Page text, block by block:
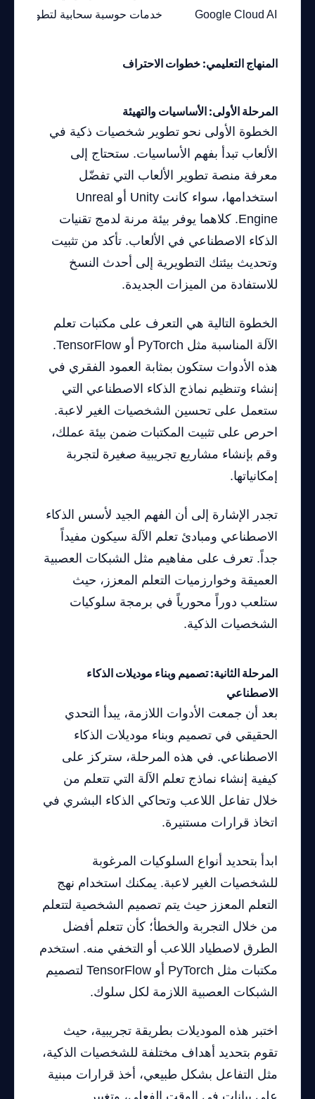
Google Cloud AI
خدمات حوسبة سحابية لتطوير
المنهاج التعليمي: خطوات الاحتراف
المرحلة الأولى: الأساسيات والتهيئة
الخطوة الأولى نحو تطوير شخصيات ذكية في
الألعاب تبدأ بفهم الأساسيات. ستحتاج إلى
معرفة منصة تطوير الألعاب التي تفضّل
استخدامها، سواء كانت Unity أو Unreal
Engine. كلاهما يوفر بيئة مرنة لدمج تقنيات
الذكاء الاصطناعي في الألعاب. تأكد من تثبيت
وتحديث بيئتك التطويرية إلى أحدث النسخ
للاستفادة من الميزات الجديدة.
الخطوة التالية هي التعرف على مكتبات تعلم
الآلة المناسبة مثل PyTorch أو TensorFlow.
هذه الأدوات ستكون بمثابة العمود الفقري في
إنشاء وتنظيم نماذج الذكاء الاصطناعي التي
ستعمل على تحسين الشخصيات الغير لاعبة.
احرص على تثبيت المكتبات ضمن بيئة عملك،
وقم بإنشاء مشاريع تجريبية صغيرة لتجربة
إمكانياتها.
تجدر الإشارة إلى أن الفهم الجيد لأسس الذكاء
الاصطناعي ومبادئ تعلم الآلة سيكون مفيداً
جداً. تعرف على مفاهيم مثل الشبكات العصبية
العميقة وخوارزميات التعلم المعزز، حيث
ستلعب دوراً محورياً في برمجة سلوكيات
الشخصيات الذكية.
المرحلة الثانية: تصميم وبناء موديلات الذكاء
الاصطناعي
بعد أن جمعت الأدوات اللازمة، يبدأ التحدي
الحقيقي في تصميم وبناء موديلات الذكاء
الاصطناعي. في هذه المرحلة، ستركز على
كيفية إنشاء نماذج تعلم الآلة التي تتعلم من
خلال تفاعل اللاعب وتحاكي الذكاء البشري في
اتخاذ قرارات مستنيرة.
ابدأ بتحديد أنواع السلوكيات المرغوبة
للشخصيات الغير لاعبة. يمكنك استخدام نهج
التعلم المعزز حيث يتم تصميم الشخصية لتتعلم
من خلال التجربة والخطأ؛ كأن تتعلم أفضل
الطرق لاصطياد اللاعب أو التخفي منه. استخدم
مكتبات مثل PyTorch أو TensorFlow لتصميم
الشبكات العصبية اللازمة لكل سلوك.
اختبر هذه الموديلات بطريقة تجريبية، حيث
تقوم بتحديد أهداف مختلفة للشخصيات الذكية،
مثل التفاعل بشكل طبيعي، أخذ قرارات مبنية
على بيانات في الوقت الفعلي، وتغيير